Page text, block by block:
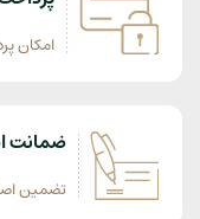
امکان
ضمانت
تضمین